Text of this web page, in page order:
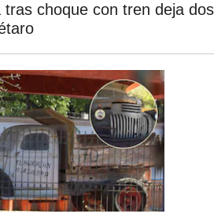
tras choque con tren deja dos